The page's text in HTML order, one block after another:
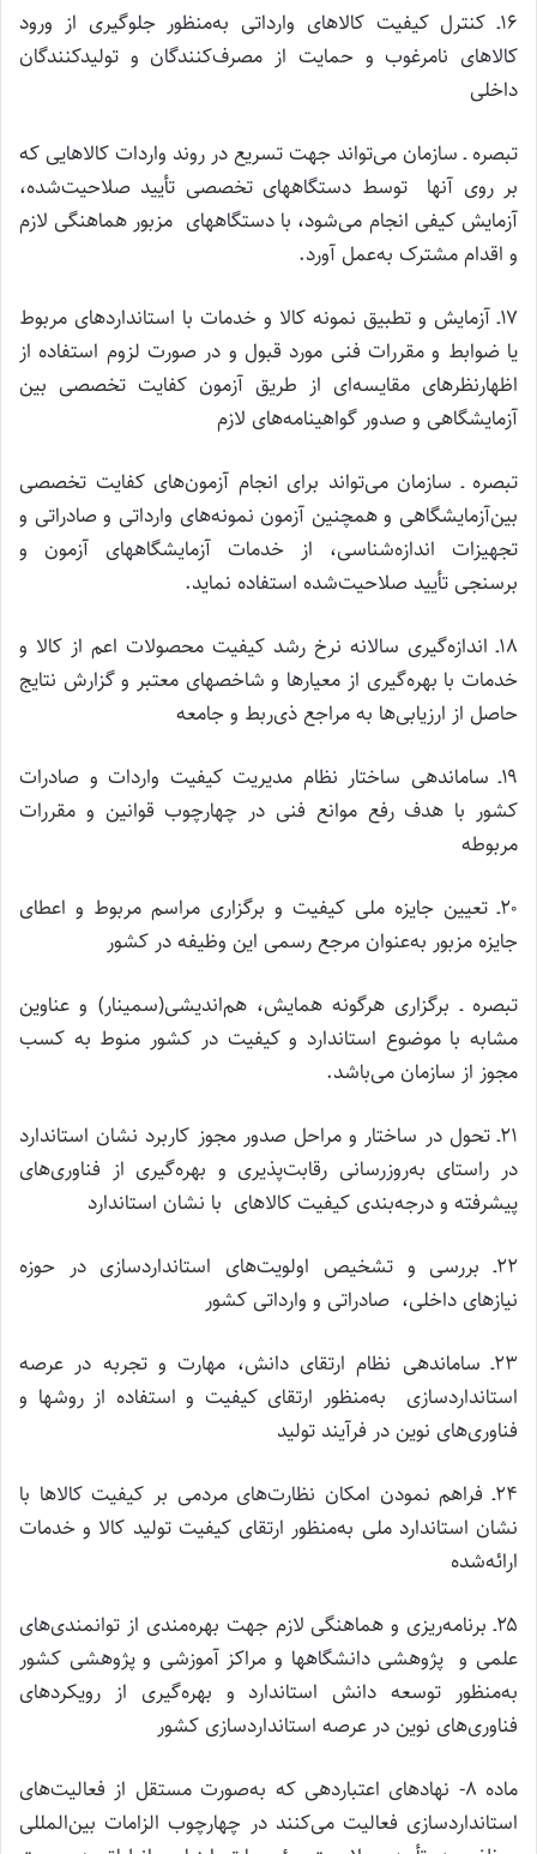
۱۶ـ کنترل کیفیت کالاهای وارداتی به‌منظور جلوگیری از ورود
کالاهای نامرغوب و حمایت از مصرف‌کنندگان و تولیدکنندگان
داخلی
تبصره ـ سازمان می‌تواند جهت تسریع در روند واردات کالاهایی که
بر روی آنها توسط دستگاههای تخصصی تأیید صلاحیت‌شده،
آزمایش کیفی انجام می‌شود، با دستگاههای مزبور هماهنگی لازم
و اقدام مشترک به‌عمل آورد.
۱۷ـ آزمایش و تطبیق نمونه کالا و خدمات با استانداردهای مربوط
یا ضوابط و مقررات فنی مورد قبول و در صورت لزوم استفاده از
اظهارنظرهای مقایسه‌ای از طریق آزمون کفایت تخصصی بین
آزمایشگاهی و صدور گواهینامه‌های لازم
تبصره ـ سازمان می‌تواند برای انجام آزمون‌های کفایت تخصصی
بین‌آزمایشگاهی و همچنین آزمون نمونه‌های وارداتی و صادراتی و
تجهیزات اندازه‌شناسی، از خدمات آزمایشگاههای آزمون و
برسنجی تأیید صلاحیت‌شده استفاده نماید.
۱۸ـ اندازه‌گیری سالانه نرخ رشد کیفیت محصولات اعم از کالا و
خدمات با بهره‌گیری از معیارها و شاخصهای معتبر و گزارش نتایج
حاصل از ارزیابی‌ها به مراجع ذی‌ربط و جامعه
۱۹ـ ساماندهی ساختار نظام مدیریت کیفیت واردات و صادرات
کشور با هدف رفع موانع فنی در چهارچوب قوانین و مقررات
مربوطه
۲۰ـ تعیین جایزه ملی کیفیت و برگزاری مراسم مربوط و اعطای
جایزه مزبور به‌عنوان مرجع رسمی این وظیفه در کشور
تبصره ـ برگزاری هرگونه همایش، هم‌اندیشی(سمینار) و عناوین
مشابه با موضوع استاندارد و کیفیت در کشور منوط به کسب
مجوز از سازمان می‌باشد.
۲۱ـ تحول در ساختار و مراحل صدور مجوز کاربرد نشان استاندارد
در راستای به‌روزرسانی رقابت‌پذیری و بهره‌گیری از فناوری‌های
پیشرفته و درجه‌بندی کیفیت کالاهای با نشان استاندارد
۲۲ـ بررسی و تشخیص اولویت‌های استانداردسازی در حوزه
نیازهای داخلی، صادراتی و وارداتی کشور
۲۳ـ ساماندهی نظام ارتقای دانش، مهارت و تجربه در عرصه
استانداردسازی به‌منظور ارتقای کیفیت و استفاده از روشها و
فناوری‌های نوین در فرآیند تولید
۲۴ـ فراهم نمودن امکان نظارت‌های مردمی بر کیفیت کالاها با
نشان استاندارد ملی به‌منظور ارتقای کیفیت تولید کالا و خدمات
ارائه‌شده
۲۵ـ برنامه‌ریزی و هماهنگی لازم جهت بهره‌مندی از توانمندی‌های
علمی و پژوهشی دانشگاهها و مراکز آموزشی و پژوهشی کشور
به‌منظور توسعه دانش استاندارد و بهره‌گیری از رویکردهای
فناوری‌های نوین در عرصه استانداردسازی کشور
ماده ۸- نهادهای اعتباردهی که به‌صورت مستقل از فعالیت‌های
استانداردسازی فعالیت می‌کنند در چهارچوب الزامات بین‌المللی